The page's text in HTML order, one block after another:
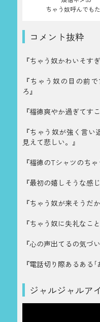
ちゃう奴呼んでも
コメント抜粋
『ちゃう奴かわいそす
『ちゃう奴の目の前
ろ』
『福徳爽やか過ぎてすこ
『ちゃう奴が強く言
見えて悲しい。』
『福徳のTシャツのち
『最初の嬉しそうな感
『ちゃう奴が来そうだ
『ちゃう奴に失礼なこ
『心の声出てるの気づ
『電話切り際あるある
ジャルジャルア